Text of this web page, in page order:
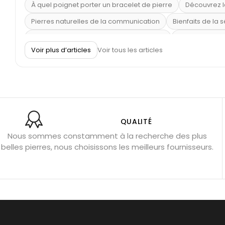
À quel poignet porter un bracelet de pierre
Découvrez
Pierres naturelles de la communication
Bienfaits de la
Pierre de lave : propriétés et bienfaits
Obsidienne noire : danger ?
Guide des pierres de
Pierres pour les examens
Pierres anti-déprime
Géode
Voir plus d’articles Voir tous les articles
QUALITÉ
Nous sommes constamment à la recherche des plus
belles pierres, nous choisissons les meilleurs fournisseurs.